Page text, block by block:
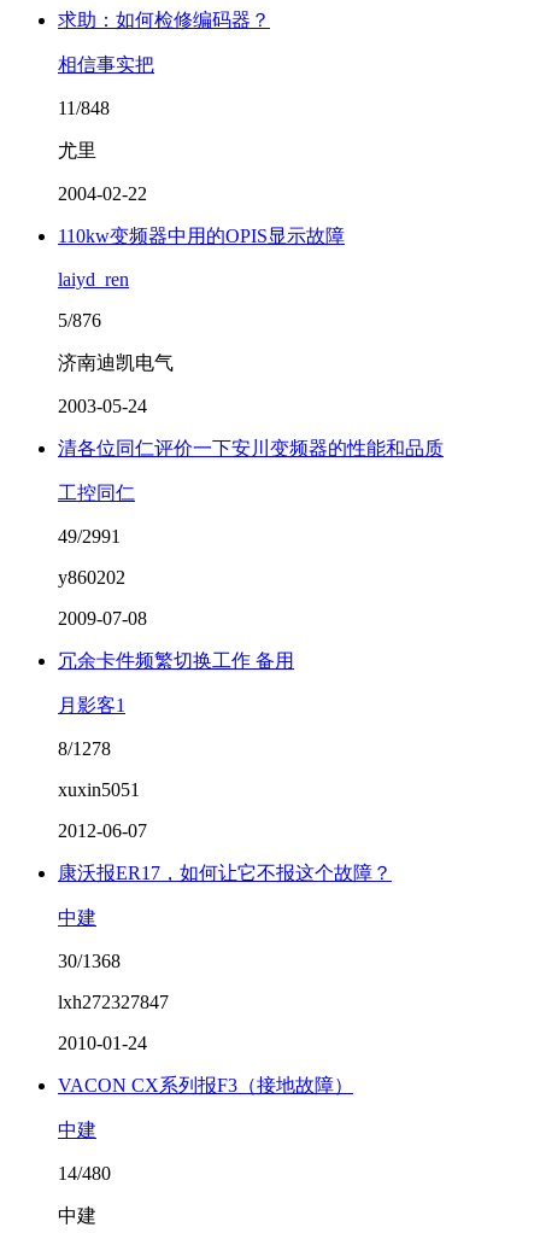
求助：如何检修编码器？
相信事实把
11/848
尤里
2004-02-22
110kw变频器中用的OPIS显示故障
laiyd_ren
5/876
济南迪凯电气
2003-05-24
清各位同仁评价一下安川变频器的性能和品质
工控同仁
49/2991
y860202
2009-07-08
冗余卡件频繁切换工作 备用
月影客1
8/1278
xuxin5051
2012-06-07
康沃报ER17，如何让它不报这个故障？
中建
30/1368
lxh272327847
2010-01-24
VACON CX系列报F3（接地故障）
中建
14/480
中建